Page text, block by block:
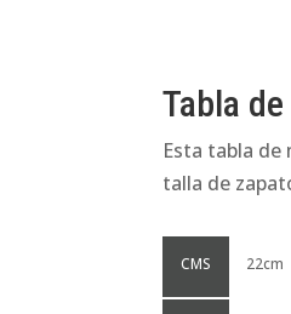
Tabla
Esta tabla
talla de
CMS 22cm